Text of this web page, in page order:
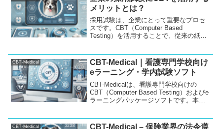
の理解...
メリットとは？
採用試験は、企業にとって重要なプロセ
スです。CBT（Computer Based
Testing）を活用することで、従来の紙ベ
運用について、WEBやインターネット、
スマホを活用しながら、どのように効率
的な運用ができるかをご紹介します。
CBT-Medical
CBT-Medical｜看護専門学校向け
eラーニング・学内試験ソフト
CBT-Medicalは、看護専門学校向けの
CBT（Computer Based Testing）およびe
ラーニングパッケージソフトです。本ソ
能で、学内試験や研修など多くの場面で
CBT-Medical
CBT-Medical – 保険業界の法令遵